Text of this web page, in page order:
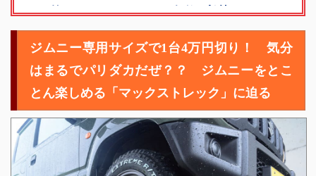
第5回
BEST MATCH~価格・性能~
第4回
プレミアムかつ高コスパ！
第3回
街とアウトドアの二刀流
第2回
コスパ以上の性能!
第1回
長く×静か＝最強
2024年
第4回
ジムニーのタフギア感アップ!
第3回
ハイエースの印象激変!!
第2回
「定峰峠」を駆け抜ける!!
ジムニー専用サイズで1台4万円切り！ 気分
はまるでパリダカだぜ？？ ジムニーをとこ
とん楽しめる「マックストレック」に迫る